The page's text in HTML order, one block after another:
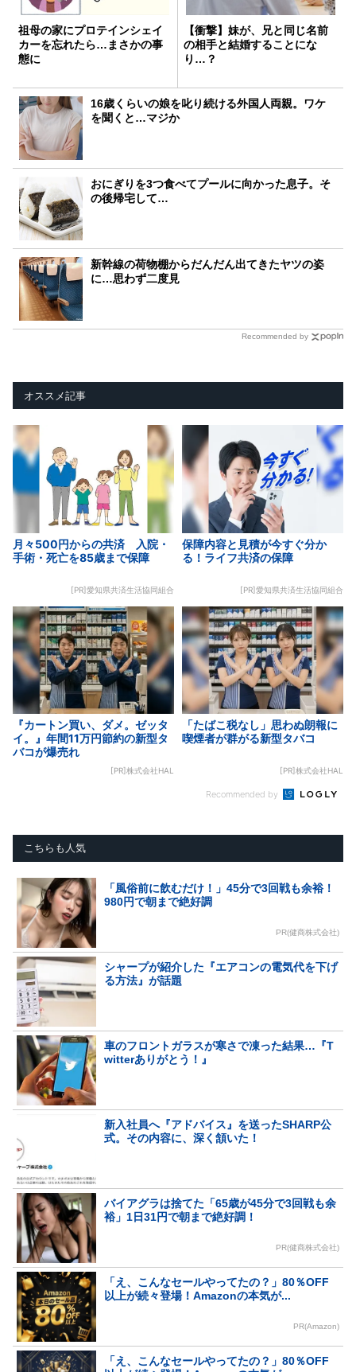
祖母の家にプロテインシェイ
カーを忘れたら…まさかの事
態に
【衝撃】妹が、兄と同じ名前
の相手と結婚することにな
り…？
16歳くらいの娘を叱り続ける外国人両親。ワケ
を聞くと…マジか
おにぎりを3つ食べてプールに向かった息子。そ
の後帰宅して…
新幹線の荷物棚からだんだん出てきたヤツの姿
に…思わず二度見
Recommended by
オススメ記事
月々500円からの共済 入院・
手術・死亡を85歳まで保障
[PR]愛知県共済生活協同組合
保障内容と見積が今すぐ分か
る！ライフ共済の保障
[PR]愛知県共済生活協同組合
『カートン買い、ダメ。ゼッタ
イ。』年間11万円節約の新型タ
バコが爆売れ
[PR]株式会社HAL
「たばこ税なし」思わぬ朗報に
喫煙者が群がる新型タバコ
[PR]株式会社HAL
Recommended by
こちらも人気
「風俗前に飲むだけ！」45分で3回戦も余裕！
980円で朝まで絶好調
PR(健商株式会社)
シャープが紹介した『エアコンの電気代を下げ
る方法』が話題
車のフロントガラスが寒さで凍った結果…『T
witterありがとう！』
新入社員へ『アドバイス』を送ったSHARP公
式。その内容に、深く頷いた！
バイアグラは捨てた「65歳が45分で3回戦も余
裕」1日31円で朝まで絶好調！
PR(健商株式会社)
「え、こんなセールやってたの？」80％OFF
以上が続々登場！Amazonの本気が...
PR(Amazon)
「え、こんなセールやってたの？」80％OFF